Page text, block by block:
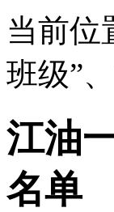
当前位
班级”
江油
名单